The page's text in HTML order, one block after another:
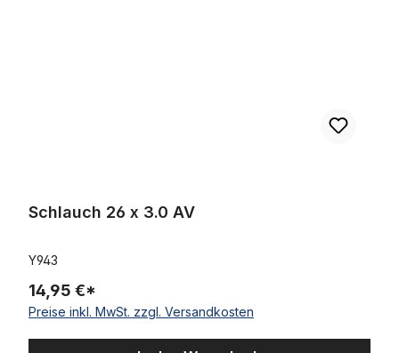
Schlauch 26 x 3.0 AV
Y943
14,95 €*
Preise inkl. MwSt. zzgl. Versandkosten